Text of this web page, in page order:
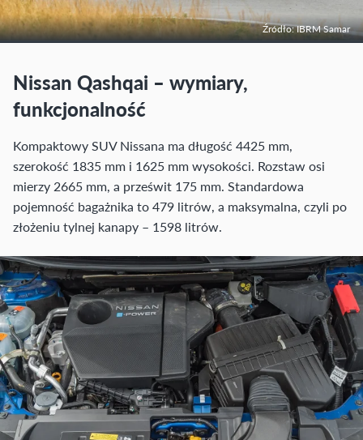
Źródło: IBRM Samar
Nissan Qashqai – wymiary,
funkcjonalność
Kompaktowy SUV Nissana ma długość 4425 mm,
szerokość 1835 mm i 1625 mm wysokości. Rozstaw osi
mierzy 2665 mm, a prześwit 175 mm. Standardowa
pojemność bagażnika to 479 litrów, a maksymalna, czyli po
złożeniu tylnej kanapy – 1598 litrów.